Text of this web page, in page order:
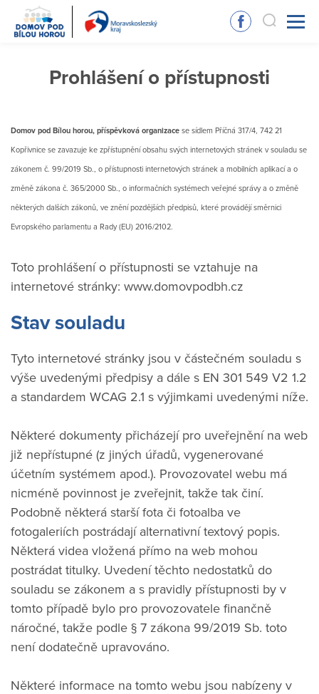
Prohlášení o přístupnosti
Domov pod Bílou horou, příspěvková organizace se sídlem Příčná 317/4, 742 21
Kopřivnice se zavazuje ke zpřístupnění obsahu svých internetových stránek v souladu se
zákonem č. 99/2019 Sb., o přístupnosti internetových stránek a mobilních aplikací a o
změně zákona č. 365/2000 Sb., o informačních systémech veřejné správy a o změně
některých dalších zákonů, ve znění pozdějších předpisů, které provádějí směrnici
Evropského parlamentu a Rady (EU) 2016/2102.
Toto prohlášení o přístupnosti se vztahuje na
internetové stránky: www.domovpodbh.cz
Stav souladu
Tyto internetové stránky jsou v částečném souladu s
výše uvedenými předpisy a dále s EN 301 549 V2 1.2
a standardem WCAG 2.1 s výjimkami uvedenými níže.
Některé dokumenty přicházejí pro uveřejnění na web
již nepřístupné (z jiných úřadů, vygenerované
účetním systémem apod.). Provozovatel webu má
nicméně povinnost je zveřejnit, takže tak činí.
Podobně některá starší fota či fotoalba ve
fotogaleriích postrádají alternativní textový popis.
Některá videa vložená přímo na web mohou
postrádat titulky. Uvedení těchto nedostatků do
souladu se zákonem a s pravidly přístupnosti by v
tomto případě bylo pro provozovatele finančně
náročné, takže podle § 7 zákona 99/2019 Sb. toto
není dodatečně upravováno.
Některé informace na tomto webu jsou nabízeny v